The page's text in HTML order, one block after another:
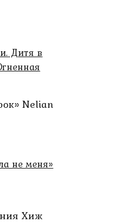
Nelian
Хиж